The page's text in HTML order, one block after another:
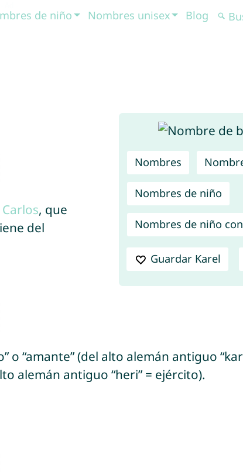
de niño Nombres unisex Blog
Nombres
Nombres de niño
Nombres de niño
Guardar Karel
Carlos, que
del
o “amante” (del alto alemán antiguo
alemán antiguo “heri” = ejército).